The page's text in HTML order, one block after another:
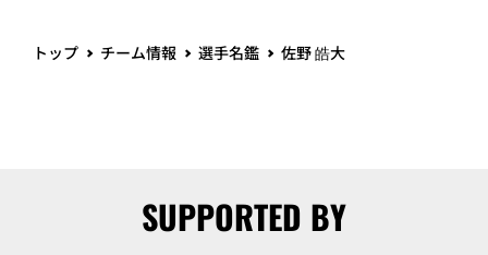
トップ チーム情報 選手名鑑 佐野 皓大
SUPPORTED BY